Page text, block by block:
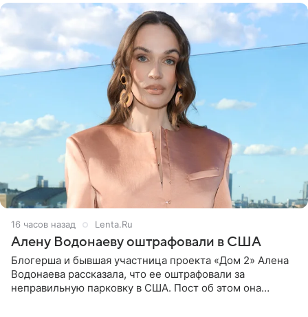
16 часов назад Lenta.Ru
Алену Водонаеву оштрафовали в США
Блогерша и бывшая участница проекта «Дом 2» Алена
Водонаева рассказала, что ее оштрафовали за
неправильную парковку в США. Пост об этом она